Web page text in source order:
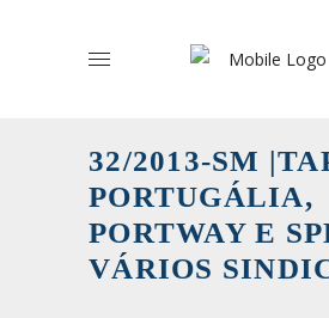
32/2013-SM
PORTUGÁLIA,
PORTWAY E
VÁRIOS